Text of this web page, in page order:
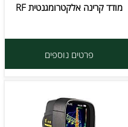
מודד קרינה אלקטרומגנטית RF
פרטים נוספים